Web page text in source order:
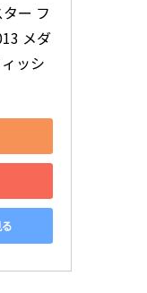
ー フ
メダ
ッシ